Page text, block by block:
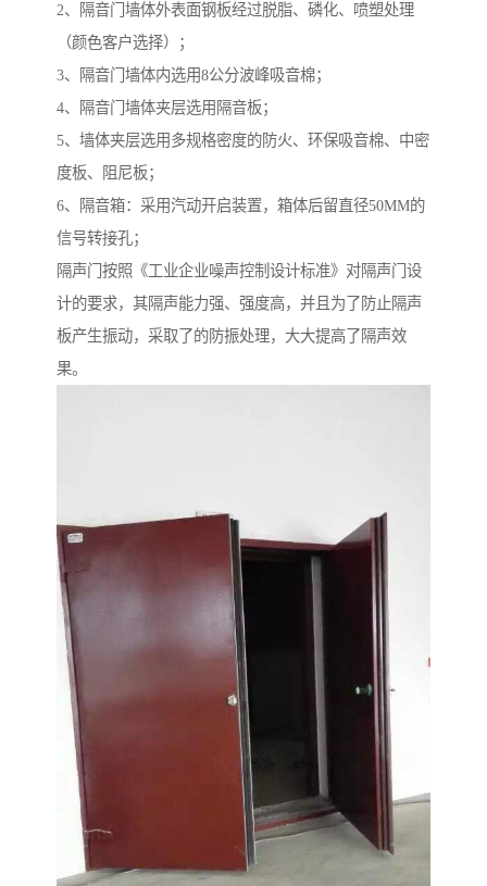
2、隔音门墙体外表面钢板经过脱脂、磷化、喷塑处理
（颜色客户选择）；
3、隔音门墙体内选用8公分波峰吸音棉；
4、隔音门墙体夹层选用隔音板；
5、墙体夹层选用多规格密度的防火、环保吸音棉、中密
度板、阻尼板；
6、隔音箱：采用汽动开启装置，箱体后留直径50MM的
信号转接孔；
隔声门按照《工业企业噪声控制设计标准》对隔声门设
计的要求，其隔声能力强、强度高，并且为了防止隔声
板产生振动，采取了的防振处理，大大提高了隔声效
果。